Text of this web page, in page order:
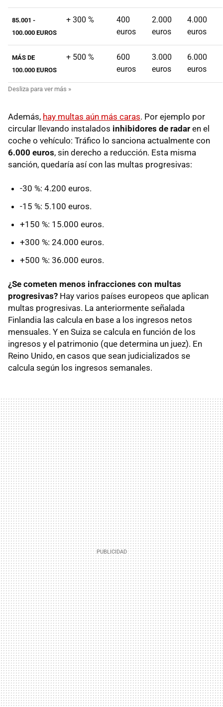
85.001 -
100.000 EUROS
+ 300 %
400
euros
2.000
euros
4.000
euros
MÁS DE
100.000 EUROS
+ 500 %
600
euros
3.000
euros
6.000
euros
Además, hay multas aún más caras. Por ejemplo por
circular llevando instalados inhibidores de radar en el
coche o vehículo: Tráfico lo sanciona actualmente con
6.000 euros, sin derecho a reducción. Esta misma
sanción, quedaría así con las multas progresivas:
-30 %: 4.200 euros.
-15 %: 5.100 euros.
+150 %: 15.000 euros.
+300 %: 24.000 euros.
+500 %: 36.000 euros.
¿Se cometen menos infracciones con multas
progresivas? Hay varios países europeos que aplican
multas progresivas. La anteriormente señalada
Finlandia las calcula en base a los ingresos netos
mensuales. Y en Suiza se calcula en función de los
ingresos y el patrimonio (que determina un juez). En
Reino Unido, en casos que sean judicializados se
calcula según los ingresos semanales.